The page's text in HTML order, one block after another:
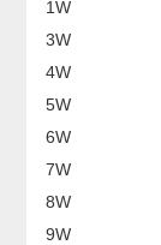
1W
3W
4W
5W
6W
7W
8W
9W